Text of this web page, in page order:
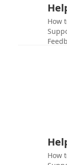
How
How